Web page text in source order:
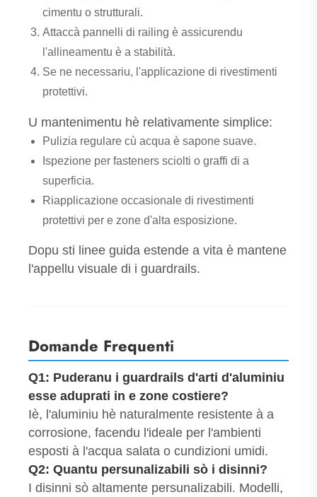
cimentu o strutturali.
Attaccà pannelli di railing è assicurendu
l'allineamentu è a stabilità.
Se ne necessariu, l'applicazione di rivestimenti
protettivi.
U mantenimentu hè relativamente simplice:
Pulizia regulare cù acqua è sapone suave.
Ispezione per fasteners sciolti o graffi di a
superficia.
Riapplicazione occasionale di rivestimenti
protettivi per e zone d'alta esposizione.
Dopu sti linee guida estende a vita è mantene
l'appellu visuale di i guardrails.
Domande Frequenti
Q1: Puderanu i guardrails d'arti d'aluminiu
esse aduprati in e zone costiere?
Iè, l'aluminiu hè naturalmente resistente à a
corrosione, facendu l'ideale per l'ambienti
esposti à l'acqua salata o cundizioni umidi.
Q2: Quantu persunalizabili sò i disinni?
I disinni sò altamente persunalizabili. Modelli,